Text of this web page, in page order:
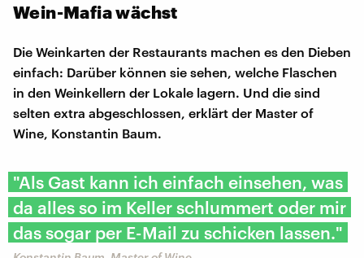
Wein-Mafia wächst
Die Weinkarten der Restaurants machen es den Dieben
einfach: Darüber können sie sehen, welche Flaschen
in den Weinkellern der Lokale lagern. Und die sind
selten extra abgeschlossen, erklärt der Master of
Wine, Konstantin Baum.
"Als Gast kann ich einfach einsehen, was
da alles so im Keller schlummert oder mir
das sogar per E-Mail zu schicken lassen."